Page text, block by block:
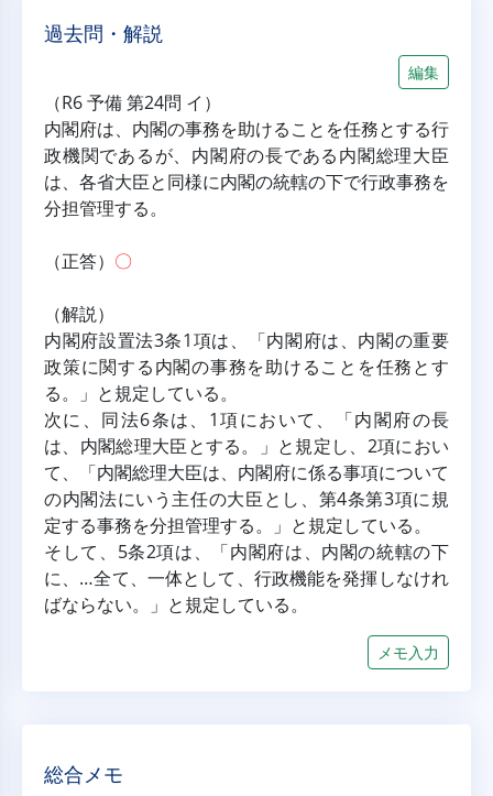
過去問・解説
編集
（R6 予備 第24問 イ）
内閣府は、内閣の事務を助けることを任務とする行
政機関であるが、内閣府の長である内閣総理大臣
は、各省大臣と同様に内閣の統轄の下で行政事務を
分担管理する。
（正答） 〇
（解説）
内閣府設置法3条1項は、「内閣府は、内閣の重要
政策に関する内閣の事務を助けることを任務とす
る。」と規定している。
次に、同法6条は、1項において、「内閣府の長
は、内閣総理大臣とする。」と規定し、2項におい
て、「内閣総理大臣は、内閣府に係る事項について
の内閣法にいう主任の大臣とし、第4条第3項に規
定する事務を分担管理する。」と規定している。
そして、5条2項は、「内閣府は、内閣の統轄の下
に、…全て、一体として、行政機能を発揮しなけれ
ばならない。」と規定している。
メモ入力
総合メモ